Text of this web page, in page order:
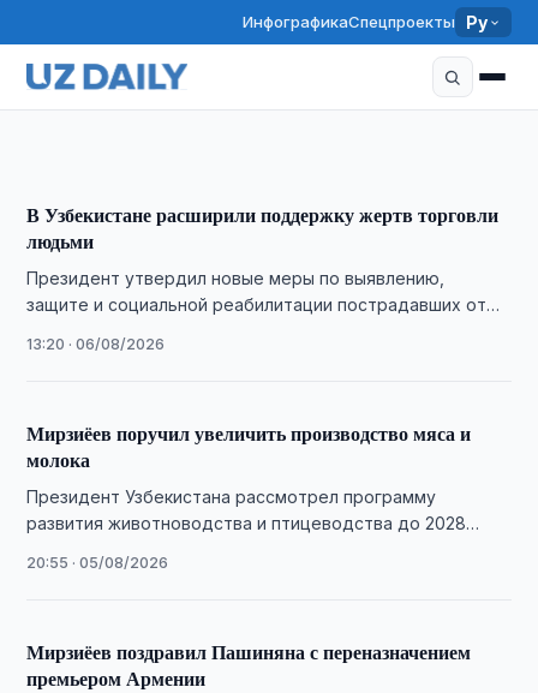
ИнфографикаСпецпроекты Ру
Президенту представили меры по
реформированию энергетики
В Узбекистане расширили поддержку жертв торговли
людьми
Президент утвердил новые меры по выявлению,
защите и социальной реабилитации пострадавших от
миграционных …
13:20 · 06/08/2026
Мирзиёев поручил увеличить производство мяса и
молока
Президент Узбекистана рассмотрел программу
развития животноводства и птицеводства до 2028
племенного скота и внедрение цифровых технологий.
20:55 · 05/08/2026
Мирзиёев поздравил Пашиняна с переназначением
премьером Армении